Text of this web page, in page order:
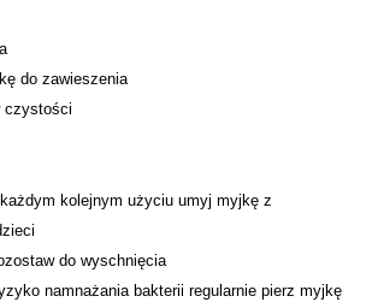
do zawieszenia
czystości
kolejnym użyciu umyj myjkę z
do wyschnięcia
namnażania bakterii regularnie pierz myjkę